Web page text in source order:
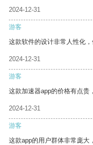
2024-12-31
游客
这款软件的设计非常人性化，
2024-12-31
游客
这款加速器app的价格有点贵
2024-12-31
游客
这款app的用户群体非常庞大